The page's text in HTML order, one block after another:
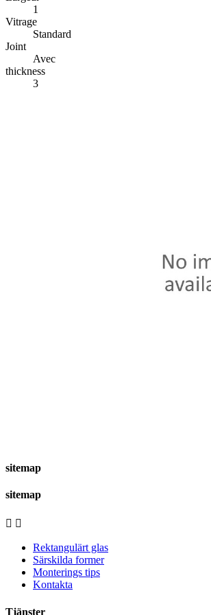
1
Vitrage
Standard
Joint
Avec
thickness
3
sitemap
sitemap
 
Rektangulärt glas
Särskilda former
Monterings tips
Kontakta
Tjänster